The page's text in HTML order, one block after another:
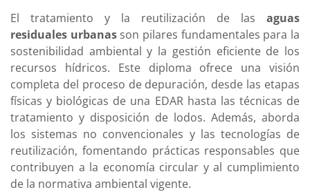
El tratamiento y la reutilización de las aguas
residuales urbanasson pilares fundamentales para la
sostenibilidad ambiental y la gestión eficiente de los
recursos hídricos. Este diploma ofrece una visión
completa del proceso de depuración, desde las etapas
físicas y biológicas de una EDAR hasta las técnicas de
tratamiento y disposición de lodos. Además, aborda
los sistemas no convencionales y las tecnologías de
reutilización, fomentando prácticas responsables que
contribuyen a la economía circular y al cumplimiento
de la normativa ambiental vigente.